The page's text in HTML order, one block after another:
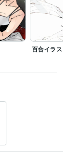
百合イラスト